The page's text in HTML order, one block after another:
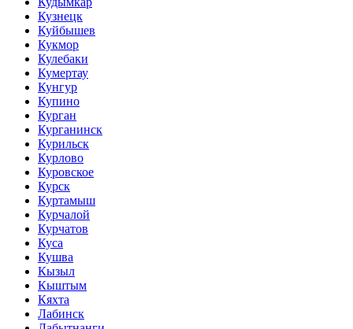
Кузнецк
Куйбышев
Кукмор
Кулебаки
Кумертау
Кунгур
Купино
Курган
Курганинск
Курильск
Курлово
Куровское
Курск
Куртамыш
Курчалой
Курчатов
Куса
Кушва
Кызыл
Кыштым
Кяхта
Лабинск